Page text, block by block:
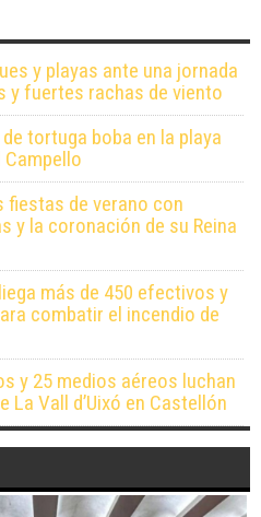
y playas ante una jornada
y fuertes rachas de viento
tortuga boba en la playa
Campello
fiestas de verano con
y la coronación de su Reina
más de 450 efectivos y
combatir el incendio de
y 25 medios aéreos luchan
La Vall d’Uixó en Castellón